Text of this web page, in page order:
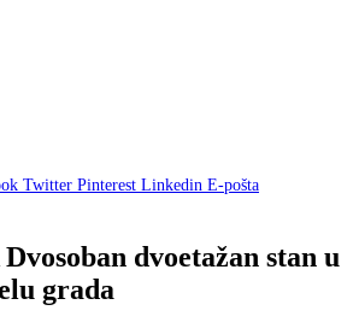
Twitter Pinterest Linkedin E-pošta
dvoetažan stan u
grada